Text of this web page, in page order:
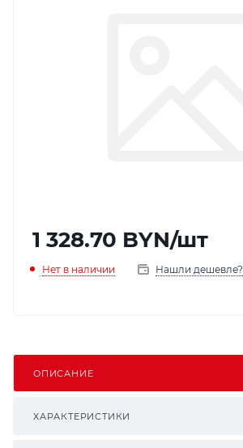
1 328.70 BYN/шт
Нет в наличии Нашли дешевле?
ОПИСАНИЕ
ХАРАКТЕРИСТИКИ